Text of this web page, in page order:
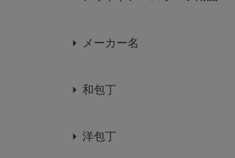
メーカー名
和包丁
洋包丁